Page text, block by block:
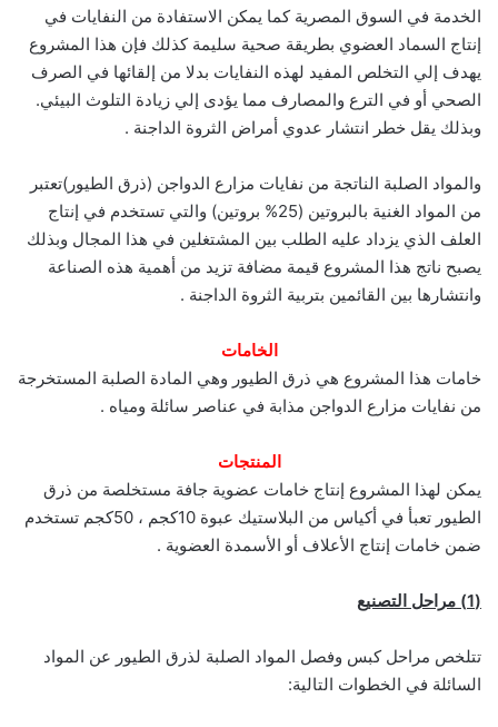
الخدمة في السوق المصرية كما يمكن الاستفادة من النفايات في
إنتاج السماد العضوي بطريقة صحية سليمة كذلك فإن هذا المشروع
يهدف إلي التخلص المفيد لهذه النفايات بدلا من إلقائها في الصرف
الصحي أو في الترع والمصارف مما يؤدى إلي زيادة التلوث البيئي.
وبذلك يقل خطر انتشار عدوي أمراض الثروة الداجنة .
والمواد الصلبة الناتجة من نفايات مزارع الدواجن (ذرق الطيور)تعتبر
من المواد الغنية بالبروتين (25% بروتين) والتي تستخدم في إنتاج
العلف الذي يزداد عليه الطلب بين المشتغلين في هذا المجال وبذلك
يصبح ناتج هذا المشروع قيمة مضافة تزيد من أهمية هذه الصناعة
وانتشارها بين القائمين بتربية الثروة الداجنة .
الخامات
خامات هذا المشروع هي ذرق الطيور وهي المادة الصلبة المستخرجة
من نفايات مزارع الدواجن مذابة في عناصر سائلة ومياه .
المنتجات
يمكن لهذا المشروع إنتاج خامات عضوية جافة مستخلصة من ذرق
الطيور تعبأ في أكياس من البلاستيك عبوة 10كجم ، 50كجم تستخدم
ضمن خامات إنتاج الأعلاف أو الأسمدة العضوية .
(1) مراحل التصنيع
تتلخص مراحل كبس وفصل المواد الصلبة لذرق الطيور عن المواد
السائلة في الخطوات التالية: